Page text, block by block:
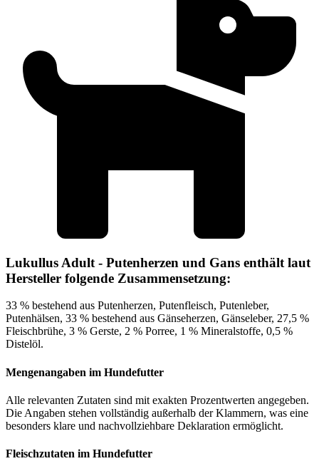
Lukullus Adult - Putenherzen und Gans enthält laut
Hersteller folgende Zusammensetzung:
33 % bestehend aus Putenherzen, Putenfleisch, Putenleber,
Putenhälsen, 33 % bestehend aus Gänseherzen, Gänseleber, 27,5 %
Fleischbrühe, 3 % Gerste, 2 % Porree, 1 % Mineralstoffe, 0,5 %
Distelöl.
Mengenangaben im Hundefutter
Alle relevanten Zutaten sind mit exakten Prozentwerten angegeben.
Die Angaben stehen vollständig außerhalb der Klammern, was eine
besonders klare und nachvollziehbare Deklaration ermöglicht.
Fleischzutaten im Hundefutter